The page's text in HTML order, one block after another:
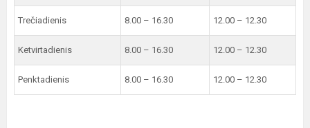
Trečiadienis 8.00 – 16.30 12.00 – 12.30
Ketvirtadienis 8.00 – 16.30 12.00 – 12.30
Penktadienis 8.00 – 16.30 12.00 – 12.30